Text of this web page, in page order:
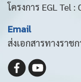
โครงการ EGL Tel
Email
ส่งเอกสารทางราช